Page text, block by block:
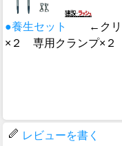
●養生セット
←ク
×２ 専用クランプ×２
レビューを書く